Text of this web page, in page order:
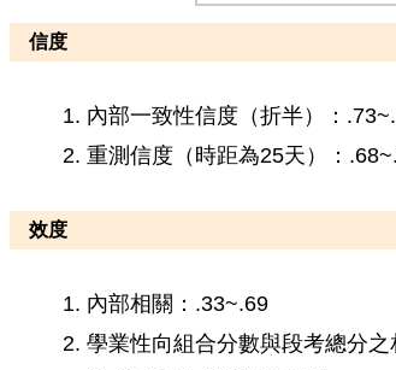
信度
內部一致性信度（折半）：
重測信度（時距為25天）：
效度
內部相關：.33~.69
學業性向組合分數與段考總分之